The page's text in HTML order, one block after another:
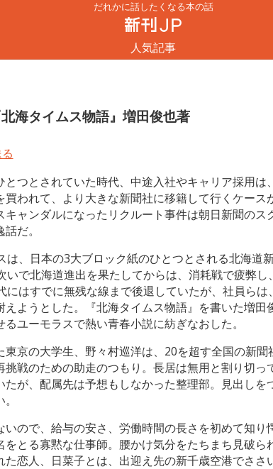
だれかに話したくなる本の話
人気記事
海タイムス物語』増田俊也著
つとされていた時代、中途入社やキャリア採用
われて、より大きな新聞社に移籍して行くケー
ャンダルになったリクルート事件は朝日新聞の
だ。
、日本の3大ブロック紙のひとつとされる北海道
で北海道進出を果たしてからは、消耗戦で疲弊
はすでに無残な線まで後退していたが、社員ら
ようとした。『北海タイムス物語』を書いた増
ユーモラスで熱い青春小説に紡ぎなおした。
京の大学生、野々村巡洋は、20を超す全国の新
戦のための助走のつもり。長居は無用と割り切
が、配属先は予想もしなかった整理部。見出し
ので、給与の安さ、労働時間の長さを初めて知
とる寡黙な仕事師。腰かけ気分をたちまち見破
恋人、日菜子とは、出迎え先の新千歳空港でささ